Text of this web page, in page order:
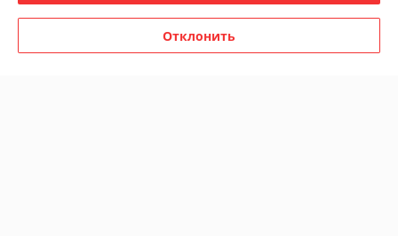
Отклонить